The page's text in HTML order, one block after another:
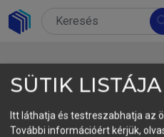
SÜTIK LISTÁJA
Itt láthatja és testreszabhatja az
További információért kérjük,